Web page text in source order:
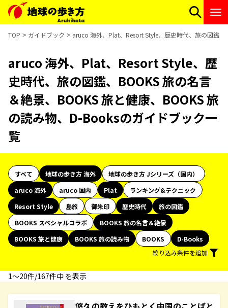
TOP ガイドブック aruco 海外、Plat、Resort Style、歴史時代、旅の図鑑
aruco 海外、Plat、Resort Style、歴
史時代、旅の図鑑、BOOKS 旅の名言
＆絶景、BOOKS 旅と健康、BOOKS 旅
の読み物、D-Booksのガイドブック一
覧
すべて 地球の歩き方 海外
地球の歩き方 Jシリーズ（国内）
aruco 海外
aruco 国内 Plat
ランキング&テクニック
Resort Style
島旅 御朱印 歴史時代
旅の図鑑
BOOKS スペシャルコラボ
BOOKS 旅の名言＆絶景
BOOKS 旅と健康
BOOKS 旅の読み物 BOOKS
D-Books
絞り込み条件を追加
1〜20件/167件中 を表示